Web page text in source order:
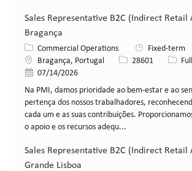
Sales Representative B2C (Indirect Retail
Bragança
Category
Commercial Operations
Fixed-term
LocationBragança, Portugal Job Id28601 Job
Posted Date
07/14/2026
Na PMI, damos prioridade ao bem-estar e ao
pertença dos nossos trabalhadores,
cada um e as suas contribuições.
o apoio e os recursos adequ...
Sales Representative B2C (Indirect Retail
Grande Lisboa